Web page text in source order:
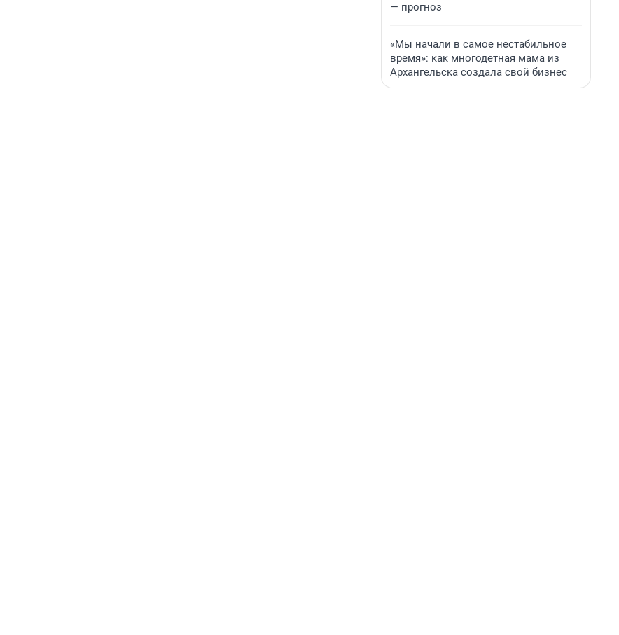
— прогноз
«Мы начали в самое нестабильное
время»: как многодетная мама из
Архангельска создала свой бизнес